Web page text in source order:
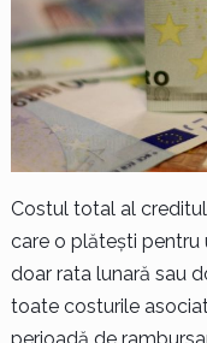
Costul total al
care o plătești pentru
doar rata lunară sau
toate costurile